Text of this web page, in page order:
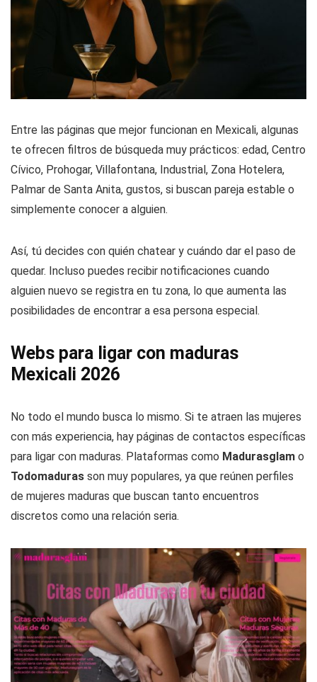
Entre las páginas que mejor funcionan en Mexicali, algunas
te ofrecen filtros de búsqueda muy prácticos: edad, Centro
Cívico, Prohogar, Villafontana, Industrial, Zona Hotelera,
Palmar de Santa Anita, gustos, si buscan pareja estable o
simplemente conocer a alguien.
Así, tú decides con quién chatear y cuándo dar el paso de
quedar. Incluso puedes recibir notificaciones cuando
alguien nuevo se registra en tu zona, lo que aumenta las
posibilidades de encontrar a esa persona especial.
Webs para ligar con maduras
Mexicali 2026
No todo el mundo busca lo mismo. Si te atraen las mujeres
con más experiencia, hay páginas de contactos específicas
para ligar con maduras. Plataformas como Madurasglam o
Todomaduras son muy populares, ya que reúnen perfiles
de mujeres maduras que buscan tanto encuentros
discretos como una relación seria.